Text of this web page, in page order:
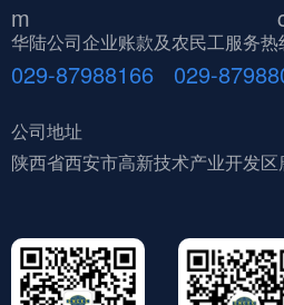
m
公司地址
陕西省西安市高新技术产业开发
华陆公司企业账款及农民工服务热
029-87988166 029-